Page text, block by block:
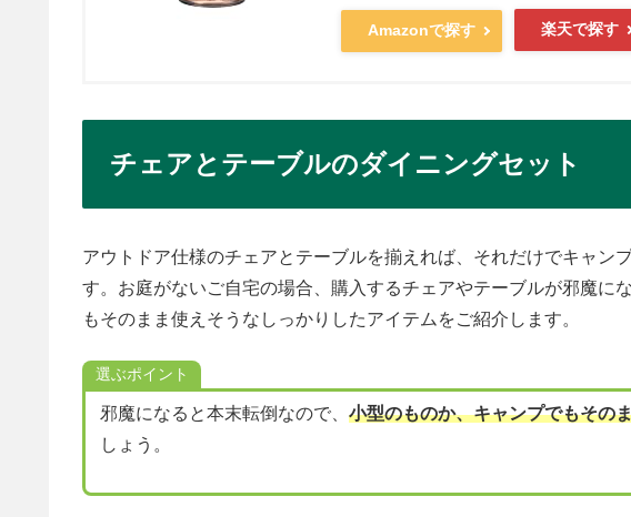
Amazonで探す 楽天で探す
チェアとテーブルのダイニングセット
アウトドア仕様のチェアとテーブルを揃えれば、それだけでキャン
す。お庭がないご自宅の場合、購入するチェアやテーブルが邪魔に
もそのまま使えそうなしっかりしたアイテムをご紹介します。
選ぶポイント
邪魔になると本末転倒なので、 小型のものか、キャンプでもその
しょう。